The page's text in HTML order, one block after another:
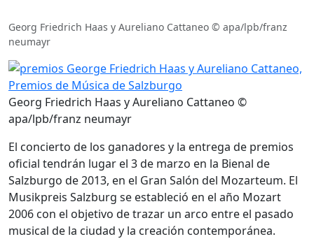
Georg Friedrich Haas y Aureliano Cattaneo © apa/lpb/franz
neumayr
Georg Friedrich Haas y Aureliano Cattaneo ©
apa/lpb/franz neumayr
El concierto de los ganadores y la entrega de premios
oficial tendrán lugar el 3 de marzo en la Bienal de
Salzburgo de 2013, en el Gran Salón del Mozarteum. El
Musikpreis Salzburg se estableció en el año Mozart
2006 con el objetivo de trazar un arco entre el pasado
musical de la ciudad y la creación contemporánea.